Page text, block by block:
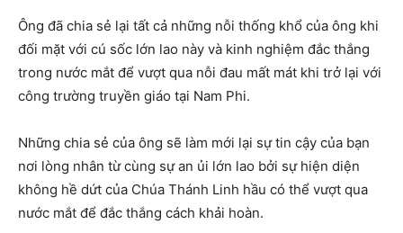
Ông đã chia sẻ lại tất cả những nỗi thống khổ của ông khi
đối mặt với cú sốc lớn lao này và kinh nghiệm đắc thắng
trong nước mắt để vượt qua nỗi đau mất mát khi trở lại với
công trường truyền giáo tại Nam Phi.
Những chia sẻ của ông sẽ làm mới lại sự tin cậy của bạn
nơi lòng nhân từ cùng sự an ủi lớn lao bởi sự hiện diện
không hề dứt của Chúa Thánh Linh hầu có thể vượt qua
nước mắt để đắc thắng cách khải hoàn.